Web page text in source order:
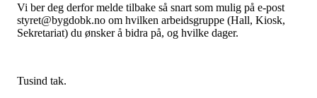
Vi ber deg derfor melde tilbake så snart som mulig på e-post
styret@bygdobk.no om hvilken arbeidsgruppe (Hall, Kiosk,
Sekretariat) du ønsker å bidra på, og hvilke dager.
Tusind tak.